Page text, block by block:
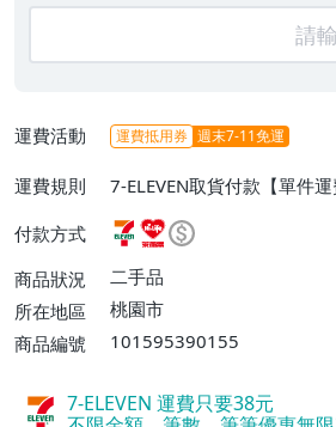
運費活動 運費抵用券 週末7-11免運
運費規則
7-ELEVEN取貨付款【單件
富取貨付款【單件運費$60
【單件運費$60】
付款方式
商品狀況
二手品
所在地區
桃園市
商品編號
101595390155
7-ELEVEN 運費只要38元